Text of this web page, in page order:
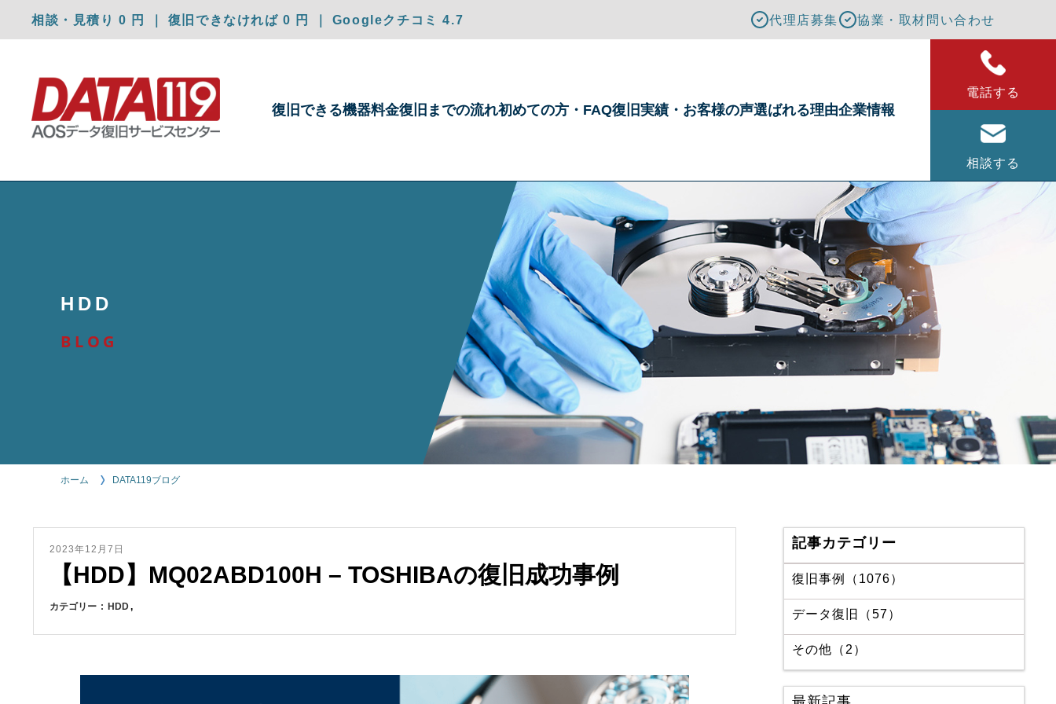
相談・見積り 0 円 ｜ 復旧できなければ 0 円 ｜ Googleクチコミ 4.7 代理店募集 協業・取材問い合わせ
復旧できる機器料金復旧までの流れ初めての方・ FAQ復旧実績・ お客様の声選ばれる理由企業情報
電話する
相談する
HDD
BLOG
ホーム DATA119ブログ
2023年12月7日
【HDD】MQ02ABD100H – TOSHIBAの復旧成功事例
カテゴリー HDD
記事カテゴリー
復旧事例（1076）
データ復旧（57）
その他（2）